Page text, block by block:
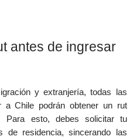
antes de ingresar
y extranjería, todas las
a Chile podrán obtener un rut
Para esto, debes solicitar tu
de residencia, sincerando las